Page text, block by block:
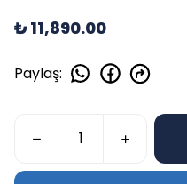
₺ 11,890.00
Paylaş: